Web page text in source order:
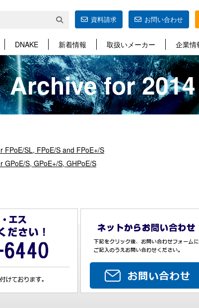
資料請求 お問い合わせ
DNAKE 新着情報 取扱いメーカー 企業情
Archive for 2014
FPoE/SL, FPoE/S and FPoE+/S
GPoE/S, GPoE+/S, GHPoE/S